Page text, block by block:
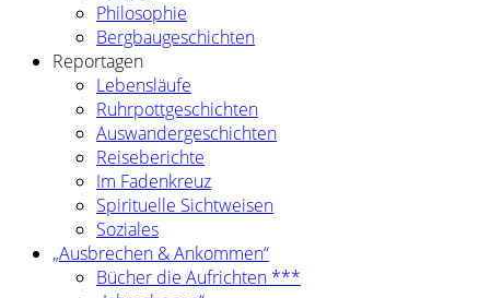
Philosophie
Bergbaugeschichten
Reportagen
Lebensläufe
Ruhrpottgeschichten
Auswandergeschichten
Reiseberichte
Im Fadenkreuz
Spirituelle Sichtweisen
Soziales
„Ausbrechen & Ankommen“
Bücher die Aufrichten ***